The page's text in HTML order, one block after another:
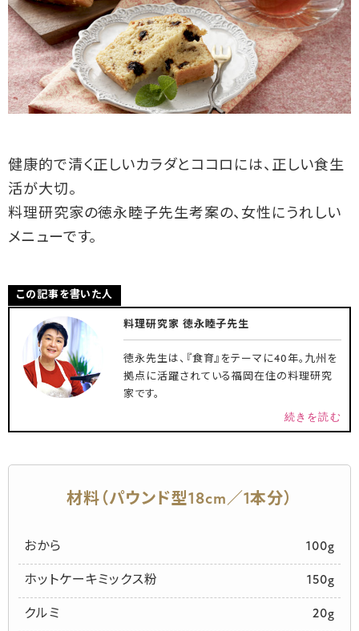
健康的で清く正しいカラダとココロには、正しい食生
活が大切。
料理研究家の徳永睦子先生考案の、女性にうれしい
メニューです。
この記事を書いた人
料理研究家 徳永睦子先生
徳永先生は、『食育』をテーマに40年。九州を
拠点に活躍されている福岡在住の料理研究
家です。
続きを読む
材料（パウンド型18cm／1本分）
おから 100g
ホットケーキミックス粉 150g
クルミ 20g